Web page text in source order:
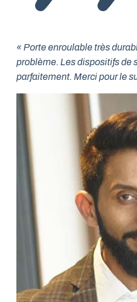
« Porte enroulable très
problème. Les dispositifs de
parfaitement. Merci pour le